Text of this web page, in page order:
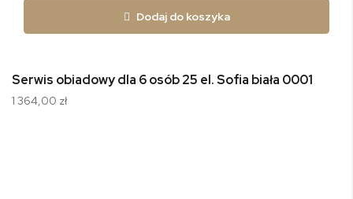
Dodaj do koszyka
Serwis obiadowy dla 6 osób 25 el. Sofia biała 0001
1 364,00 zł